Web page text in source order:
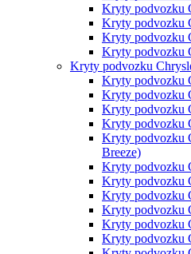
Kryty podvozku
Kryty podvozku
Kryty podvozku
Kryty podvozku
Kryty podvozku
Kryty podvozku
Kryty podvozku
Kryty podvozku
Kryty podvozku
Kryty podvozku
Breeze)
Kryty podvozku
Kryty podvozku
Kryty podvozku
Kryty podvozku
Kryty podvozku
Kryty podvozku